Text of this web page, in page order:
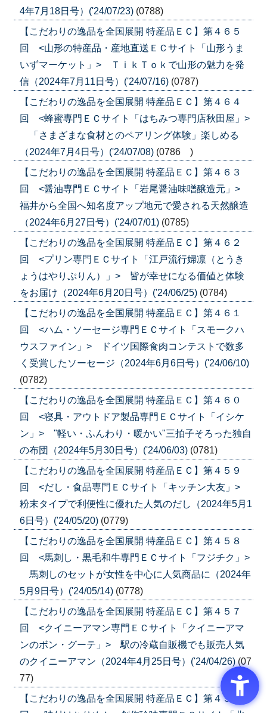
4年7月18日号）('24/07/23) (0788)
【こだわりの逸品を全国展開 特産品ＥＣ】第４６５
回 <山形の特産品・産地直送ＥＣサイト「山形うま
いずマーケット」> ＴｉｋＴｏｋで山形の魅力を発
信（2024年7月11日号）('24/07/16) (0787)
【こだわりの逸品を全国展開 特産品ＥＣ】第４６４
回 <蜂蜜専門ＥＣサイト「はちみつ専門店秋田屋」>
「さまざまな食材とのペアリング体験」楽しめる
（2024年7月4日号）('24/07/08) (0786 )
【こだわりの逸品を全国展開 特産品ＥＣ】第４６３
回 <醤油専門ＥＣサイト「岩尾醤油味噌醸造元」>
福井から全国へ知名度アップ地元で愛される天然醸造
（2024年6月27日号）('24/07/01) (0785)
【こだわりの逸品を全国展開 特産品ＥＣ】第４６２
回 <プリン専門ＥＣサイト「江戸流行婦凛（とうき
ょうはやりぷりん）」> 皆が幸せになる価値と体験
をお届け（2024年6月20日号）('24/06/25) (0784)
【こだわりの逸品を全国展開 特産品ＥＣ】第４６１
回 <ハム・ソーセージ専門ＥＣサイト「スモークハ
ウスファイン」> ドイツ国際食肉コンテストで数多
く受賞したソーセージ（2024年6月6日号）('24/06/10)
(0782)
【こだわりの逸品を全国展開 特産品ＥＣ】第４６０
回 <寝具・アウトドア製品専門ＥＣサイト「イシケ
ン」> "軽い・ふんわり・暖かい"三拍子そろった独自
の布団（2024年5月30日号）('24/06/03) (0781)
【こだわりの逸品を全国展開 特産品ＥＣ】第４５９
回 <だし・食品専門ＥＣサイト「キッチン大友」>
粉末タイプで利便性に優れた人気のだし（2024年5月1
6日号）('24/05/20) (0779)
【こだわりの逸品を全国展開 特産品ＥＣ】第４５８
回 <馬刺し・黒毛和牛専門ＥＣサイト「フジチク」>
馬刺しのセットが女性を中心に人気商品に（2024年
5月9日号）('24/05/14) (0778)
【こだわりの逸品を全国展開 特産品ＥＣ】第４５７
回 <クイニーアマン専門ＥＣサイト「クイニーアマ
ンのボン・グーテ」> 駅の冷蔵自販機でも販売人気
のクイニーアマン（2024年4月25日号）('24/04/26)(07
77)
【こだわりの逸品を全国展開 特産品ＥＣ】第４５６